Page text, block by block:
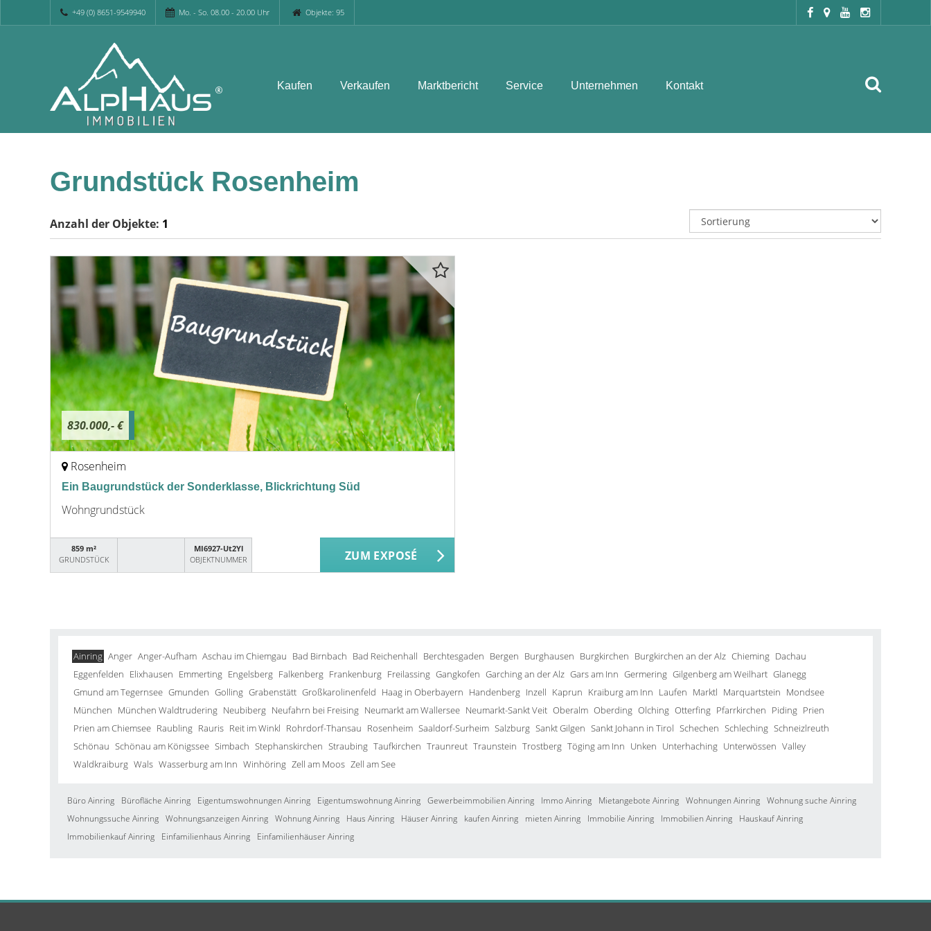
+49 (0) 8651-9549940 Mo. - So. 08.00 - 20.00 Uhr Objekte: 95
Kaufen Verkaufen Marktbericht Service Unternehmen Kontakt
Grundstück Rosenheim
Anzahl der Objekte: 1
830.000,- €
Rosenheim
Ein Baugrundstück der Sonderklasse, Blickrichtung Süd
Wohngrundstück
859 m²
GRUNDSTÜCK
MI6927-Ut2Yl
OBJEKTNUMMER
ZUM EXPOSÉ
Ainring Anger Anger-Aufham Aschau im Chiemgau Bad Birnbach Bad Reichenhall Berchtesgaden Bergen Burghausen Burgkirchen Burgkirchen an der Alz Chieming Dachau
Eggenfelden Elixhausen Emmerting Engelsberg Falkenberg Frankenburg Freilassing Gangkofen Garching an der Alz Gars am Inn Germering Gilgenberg am Weilhart Glanegg
Gmund am Tegernsee Gmunden Golling Grabenstätt Großkarolinenfeld Haag in Oberbayern Handenberg Inzell Kaprun Kraiburg am Inn Laufen Marktl Marquartstein Mondsee
München München Waldtrudering Neubiberg Neufahrn bei Freising Neumarkt am Wallersee Neumarkt-Sankt Veit Oberalm Oberding Olching Otterfing Pfarrkirchen Piding Prien
Prien am Chiemsee Raubling Rauris Reit im Winkl Rohrdorf-Thansau Rosenheim Saaldorf-Surheim Salzburg Sankt Gilgen Sankt Johann in Tirol Schechen Schleching Schneizlreuth
Schönau Schönau am Königssee Simbach Stephanskirchen Straubing Taufkirchen Traunreut Traunstein Trostberg Töging am Inn Unken Unterhaching Unterwössen Valley
Waldkraiburg Wals Wasserburg am Inn Winhöring Zell am Moos Zell am See
Büro Ainring Bürofläche Ainring Eigentumswohnungen Ainring Eigentumswohnung Ainring Gewerbeimmobilien Ainring Immo Ainring Mietangebote Ainring Wohnungen Ainring Wohnung suche Ainring
Wohnungssuche Ainring Wohnungsanzeigen Ainring Wohnung Ainring Haus Ainring Häuser Ainring kaufen Ainring mieten Ainring Immobilie Ainring Immobilien Ainring
Hauskauf Ainring
Immobilienkauf Ainring
Einfamilienhaus Ainring Einfamilienhäuser Ainring